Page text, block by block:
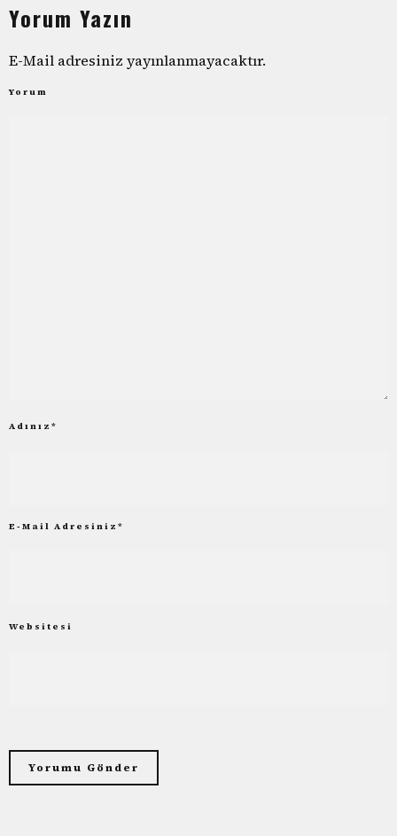
Yorum Yazın
E-Mail adresiniz yayınlanmayacaktır.
Yorum
Adınız *
E-Mail Adresiniz *
Websitesi